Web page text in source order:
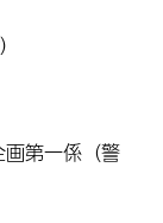
第一係（警